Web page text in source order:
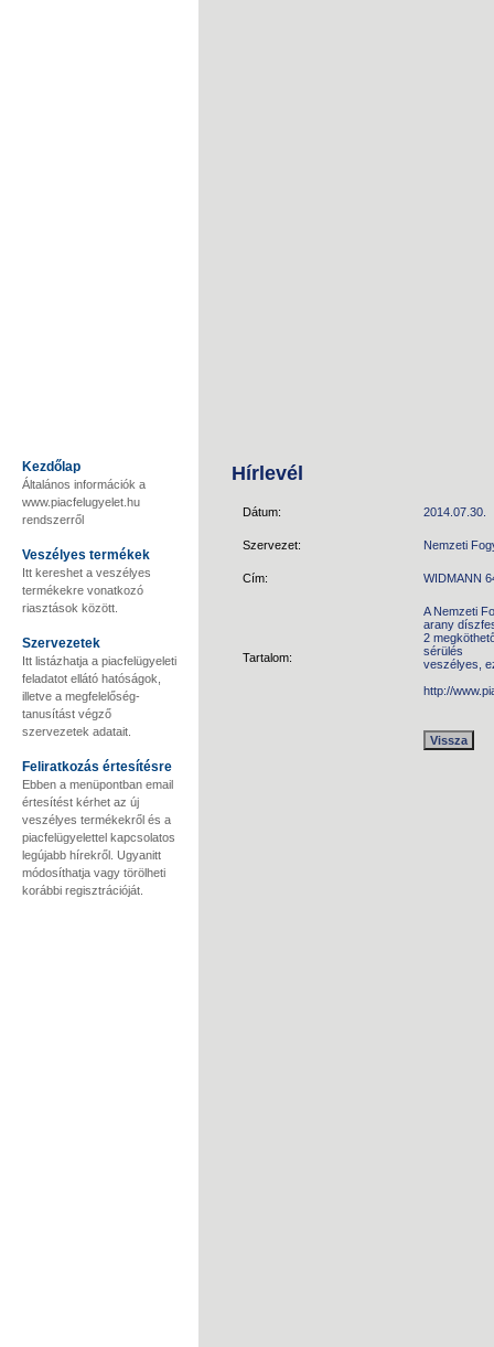
Kezdőlap
Általános információk a
www.piacfelugyelet.hu
rendszerről
Veszélyes termékek
Itt kereshet a veszélyes
termékekre vonatkozó
riasztások között.
Szervezetek
Itt listázhatja a piacfelügyeleti
feladatot ellátó hatóságok,
illetve a megfelelőség-
tanusítást végző
szervezetek adatait.
Feliratkozás értesítésre
Ebben a menüpontban email
értesítést kérhet az új
veszélyes termékekről és a
piacfelügyelettel kapcsolatos
legújabb hírekről. Ugyanitt
módosíthatja vagy törölheti
korábbi regisztrációját.
Hírlevél
Dátum: 2014.07.30.
Szervezet: Nemzeti
Cím: WIDMANN
Tartalom:
A Nemzeti
arany
2
sérülés
veszélyes,
http://